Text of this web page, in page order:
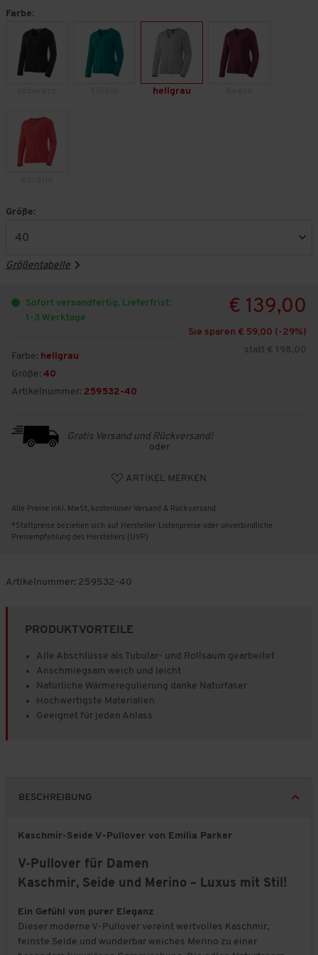
Farbe:
hellgrau
Größe:
Größentabelle
Sofort versandfertig, Lieferfrist:
1-3 Werktage
Farbe: hellgrau
Größe: 40
Artikelnummer: 259532-40
€ 139,00
Sie sparen € 59,00 (-29%)
statt € 198,00
Gratis Versand und Rückversand!
oder
ARTIKEL MERKEN
Alle Preise inkl. MwSt, kostenloser Versand & Rückversand
*Stattpreise beziehen sich auf Hersteller-Listenpreise oder unverbindliche
Preisempfehlung des Herstellers (UVP)
Artikelnummer: 259532-40
PRODUKTVORTEILE
Alle Abschlüsse als Tubular- und Rollsaum gearbeitet
Anschmiegsam weich und leicht
Natürliche Wärmeregulierung danke Naturfaser
Hochwertigste Materialien
Geeignet für jeden Anlass
BESCHREIBUNG
Kaschmir-Seide V-Pullover von Emilia Parker
V-Pullover für Damen
Kaschmir, Seide und Merino – Luxus mit Stil!
Ein Gefühl von purer Eleganz
Dieser moderne V-Pullover vereint wertvolles Kaschmir,
feinste Seide und wunderbar weiches Merino zu einer